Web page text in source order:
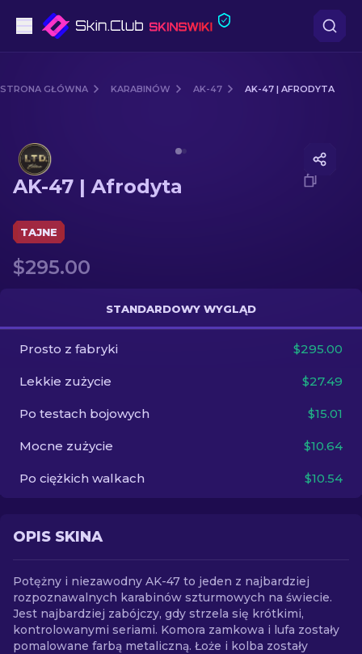
karabinów
karabinów snajperskich
Noże
rękawiczek
Inne
STRONA GŁÓWNA KARABINÓW AK-47 AK-47 | AFRODYTA
AK-47 | Afrodyta
TAJNE
$295.00
STANDARDOWY WYGLĄD
Prosto z fabryki $295.00
Lekkie zużycie $27.49
Po testach bojowych $15.01
Mocne zużycie $10.64
Po ciężkich walkach $10.54
OPIS SKINA
Potężny i niezawodny AK-47 to jeden z najbardziej
rozpoznawalnych karabinów szturmowych na świecie.
Jest najbardziej zabójczy, gdy strzela się krótkimi,
kontrolowanymi seriami. Komora zamkowa i lufa zostały
pomalowane farbą metaliczną. Łoże i kolba zostały